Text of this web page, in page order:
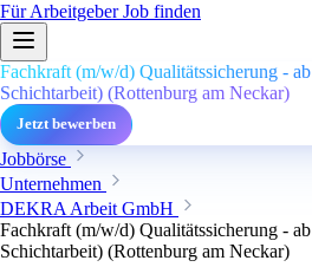
Für ArbeitgeberJob finden
Fachkraft (m/w/d) Qualitätssicherung -
Schichtarbeit) (Rottenburg am Neckar)
Jetzt bewerben
Jobbörse
Unternehmen
DEKRA Arbeit GmbH
Fachkraft (m/w/d) Qualitätssicherung -
Schichtarbeit) (Rottenburg am Neckar)